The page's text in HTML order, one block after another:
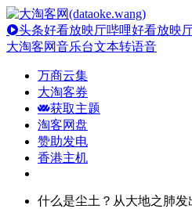
头条好看放映厅哔哩好看放映
大淘客网音乐台文本转语音
万商云集
大淘客券
获取主题
淘客网盘
赞助发电
香港主机
什么是尘土？从大地之肺发